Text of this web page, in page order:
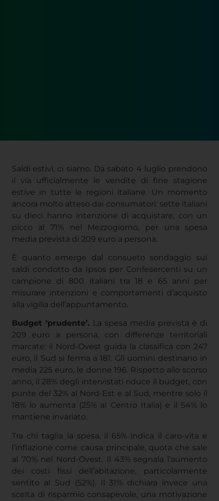
Saldi estivi, ci siamo. Da sabato 4 luglio prendono
il via ufficialmente le vendite di fine stagione
estive in tutte le regioni italiane. Un momento
ancora molto atteso dai consumatori: sette italiani
su dieci hanno intenzione di acquistare, con un
picco al 71% nel Mezzogiorno, per una spesa
media prevista di 209 euro a persona.
È quanto emerge dal consueto sondaggio sui
saldi condotto da Ipsos per Confesercenti su un
campione di 800 italiani tra 18 e 65 anni per
misurare intenzioni e comportamenti d’acquisto
alla vigilia dell’appuntamento.
Budget ‘prudente’. La spesa media prevista è di
209 euro a persona, con differenze territoriali
marcate: il Nord-Ovest guida la classifica con 247
euro, il Sud si ferma a 181. Gli uomini destinano in
media 225 euro, le donne 196. Rispetto allo scorso
anno, il 28% degli intervistati riduce il budget, con
punte del 32% al Nord-Est e al Sud, mentre solo il
18% lo aumenta (25% al Centro Italia) e il 54% lo
mantiene invariato.
Tra chi taglia la spesa, il 65% indica il caro-vita e
l’inflazione come causa principale, quota che sale
al 70% nel Nord-Ovest. Il 43% segnala l’aumento
dei costi fissi dell’abitazione, particolarmente
sentito al Sud (52%). Il 31% dichiara invece una
scelta di risparmio consapevole, una motivazione